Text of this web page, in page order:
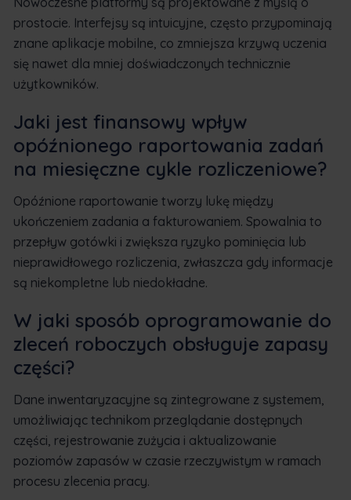
prostocie. Interfejsy są intuicyjne, często przypominają
znane aplikacje mobilne, co zmniejsza krzywą uczenia
się nawet dla mniej doświadczonych technicznie
użytkowników.
Jaki jest finansowy wpływ
opóźnionego raportowania zadań
na miesięczne cykle rozliczeniowe?
Opóźnione raportowanie tworzy lukę między
ukończeniem zadania a fakturowaniem. Spowalnia to
przepływ gotówki i zwiększa ryzyko pominięcia lub
nieprawidłowego rozliczenia, zwłaszcza gdy informacje
są niekompletne lub niedokładne.
W jaki sposób oprogramowanie do
zleceń roboczych obsługuje zapasy
części?
Dane inwentaryzacyjne są zintegrowane z systemem,
umożliwiając technikom przeglądanie dostępnych
części, rejestrowanie zużycia i aktualizowanie
poziomów zapasów w czasie rzeczywistym w ramach
procesu zlecenia pracy.